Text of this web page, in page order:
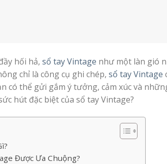
hối hả, sổ tay Vintage như một làn gió
chỉ là công cụ ghi chép, sổ tay Vintage
có thể gửi gắm ý tưởng, cảm xúc và
hút đặc biệt của sổ tay Vintage?
Được Ưa Chuộng?